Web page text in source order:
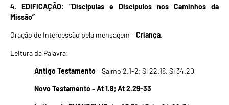
4. EDIFICAÇÃO: “Discípulas e Discípulos nos Caminhos da
Missão”
Oração de Intercessão pela mensagem –Criança.
Leitura da Palavra:
Antigo Testamento– Salmo 2.1-2; Sl 22.18, Sl 34.20
Novo Testamento–At 1.8; At 2.29-33